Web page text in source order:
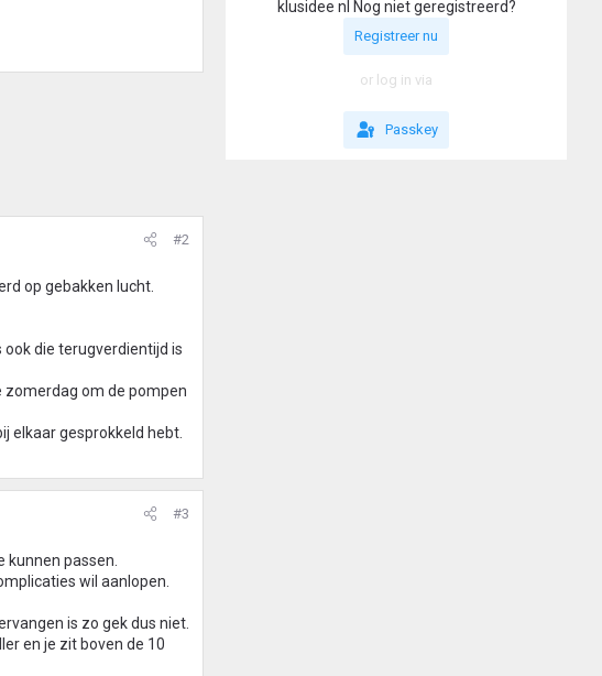
#2
op gebakken lucht.
ook die terugverdientijd is
zomerdag om de pompen
elkaar gesprokkeld hebt.
#3
passen.
wil aanlopen.
is zo gek dus niet.
en je zit boven de 10
klusidee nl Nog niet geregistreerd?
Registreer nu
or log in via
Passkey